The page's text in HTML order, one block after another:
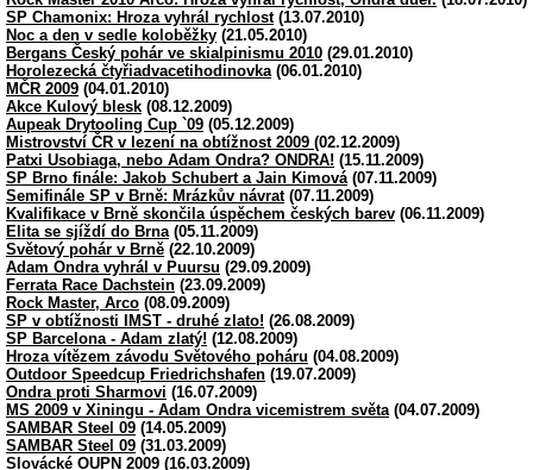
SP Chamonix: Hroza vyhrál rychlost(13.07.2010)
Noc a den v sedle koloběžky (21.05.2010)
Bergans Český pohár ve skialpinismu 2010 (29.01.2010)
Horolezecká čtyřiadvacetihodinovka (06.01.2010)
MČR 2009 (04.01.2010)
Akce Kulový blesk (08.12.2009)
Aupeak Drytooling Cup `09 (05.12.2009)
Mistrovství ČR v lezení na obtížnost 2009 (02.12.2009)
Patxi Usobiaga, nebo Adam Ondra? ONDRA! (15.11.2009)
SP Brno finále: Jakob Schubert a Jain Kimová (07.11.2009)
Semifinále SP v Brně: Mrázkův návrat(07.11.2009)
Kvalifikace v Brně skončila úspěchem českých barev (06.11.2009)
Elita se sjíždí do Brna (05.11.2009)
Světový pohár v Brně (22.10.2009)
Adam Ondra vyhrál v Puursu (29.09.2009)
Ferrata Race Dachstein (23.09.2009)
Rock Master, Arco (08.09.2009)
SP v obtížnosti IMST - druhé zlato! (26.08.2009)
SP Barcelona - Adam zlatý! (12.08.2009)
Hroza vítězem závodu Světového poháru (04.08.2009)
Outdoor Speedcup Friedrichshafen (19.07.2009)
Ondra proti Sharmovi (16.07.2009)
MS 2009 v Xiningu - Adam Ondra vicemistrem světa (04.07.2009)
SAMBAR Steel 09 (14.05.2009)
SAMBAR Steel 09 (31.03.2009)
Slovácké OUPN 2009 (16.03.2009)